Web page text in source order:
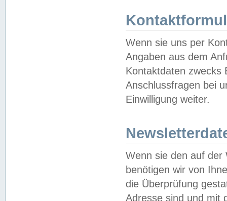
Wenn sie uns per
Angaben aus dem
Kontaktdaten zwecks
Anschlussfragen bei
Einwilligung weiter.
Wenn sie den auf der
benötigen wir von
die Überprüfung
Adresse sind und mit